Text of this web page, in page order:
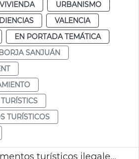
URBANISMO
VALENCIA
EN PORTADA TEMÁTICA
SANJUÁN
TURÍSTICOS
Multas apartamentos turísticos ilegales València